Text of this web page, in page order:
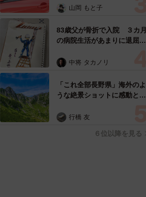
憩まで分刻み… 「大学生で
山岡 もと子
83歳父が骨折で入院 ３カ月
の病院生活があまりに退屈で
い！」→スケッチブックを見
すよ…」
中将 タカノリ
「これ全部長野県」海外のよ
うな絶景ショットに感動と反
ったんだって気づいた」
行橋 友
６位以降を見る